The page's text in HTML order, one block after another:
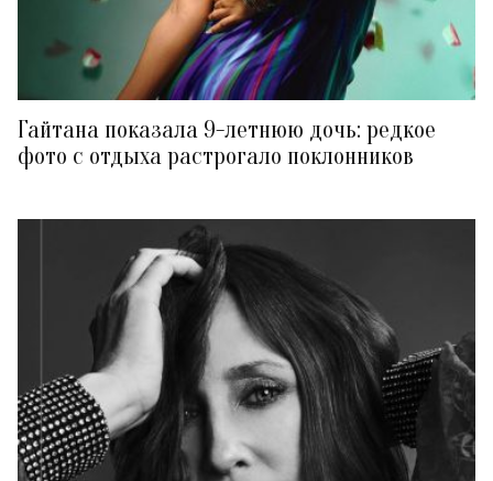
Гайтана показала 9-летнюю дочь: редкое
фото с отдыха растрогало поклонников